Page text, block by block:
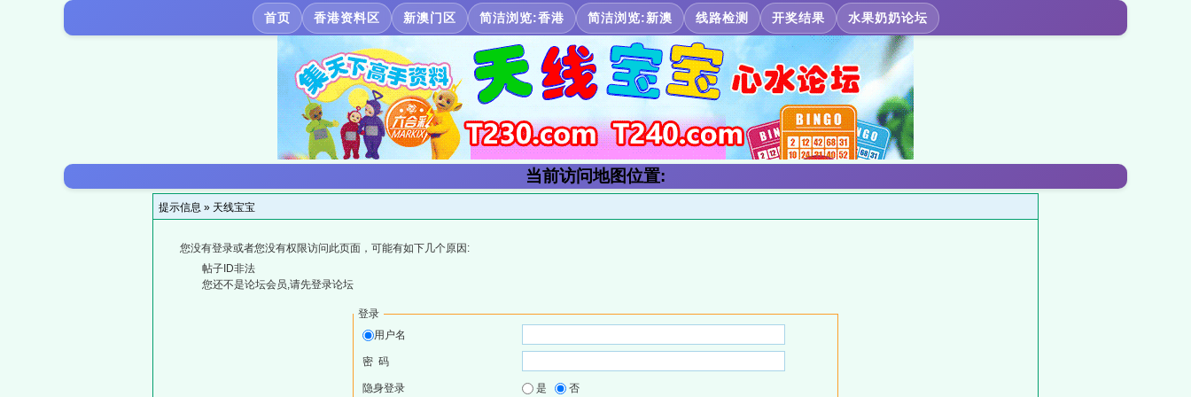
首页 香港资料区 新澳门区 简洁浏览:香港 简洁浏览:新澳 线路检测 开奖结果 水果奶奶论坛
当前访问地图位置:
提示信息 » 天线宝宝
您没有登录或者您没有权限访问此页面，可能有如下几个原因:
帖子ID非法
您还不是论坛会员,请先登录论坛
登录
用户名
密 码
隐身登录 是 否